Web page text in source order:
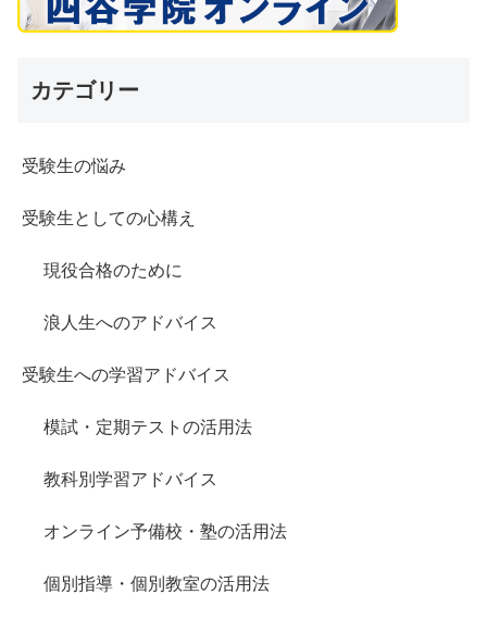
カテゴリー
受験生の悩み
受験生としての心構え
現役合格のために
浪人生へのアドバイス
受験生への学習アドバイス
模試・定期テストの活用法
教科別学習アドバイス
オンライン予備校・塾の活用法
個別指導・個別教室の活用法